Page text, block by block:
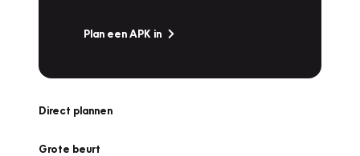
Plan een APK in
Direct plannen
Grote beurt